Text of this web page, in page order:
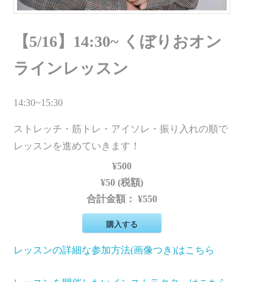
【5/16】14:30~ くぼりおオン
ラインレッスン
14:30~15:30
ストレッチ・筋トレ・アイソレ・振り入れの順で
レッスンを進めていきます！
¥500
¥50 (税額)
合計金額：¥550
購入する
レッスンの詳細な参加方法(画像つき)はこちら